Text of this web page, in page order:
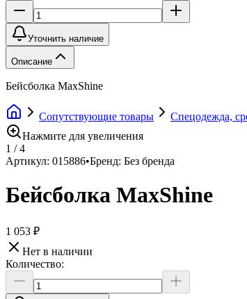
Уточнить наличие
Описание
Бейсболка MaxShine
Сопутствующие товары Спецодежда,
Нажмите для увеличения
1 /4
Артикул: 015886•Бренд: Без бренда
Бейсболка MaxShine
1 053 ₽
Нет в наличии
Количество: